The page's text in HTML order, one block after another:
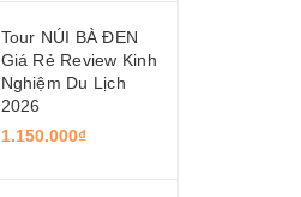
Tour NÚI BÀ ĐEN
Giá Rẻ Review Kinh
Nghiệm Du Lịch
2026
1.150.000₫